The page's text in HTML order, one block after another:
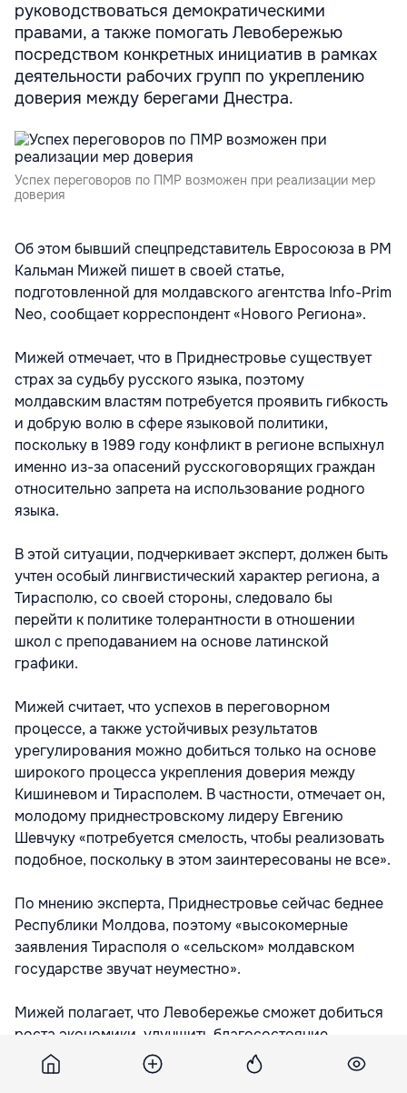
руководствоваться демократическими
правами, а также помогать Левобережью
посредством конкретных инициатив в рамках
деятельности рабочих групп по укреплению
доверия между берегами Днестра.
Успех переговоров по ПМР возможен при реализации мер
доверия
Об этом бывший спецпредставитель Евросоюза в РМ
Кальман Мижей пишет в своей статье,
подготовленной для молдавского агентства Info-Prim
Neo, сообщает корреспондент «Нового Региона».
Мижей отмечает, что в Приднестровье существует
страх за судьбу русского языка, поэтому
молдавским властям потребуется проявить гибкость
и добрую волю в сфере языковой политики,
поскольку в 1989 году конфликт в регионе вспыхнул
именно из-за опасений русскоговорящих граждан
относительно запрета на использование родного
языка.
В этой ситуации, подчеркивает эксперт, должен быть
учтен особый лингвистический характер региона, а
Тирасполю, со своей стороны, следовало бы
перейти к политике толерантности в отношении
школ с преподаванием на основе латинской
графики.
Мижей считает, что успехов в переговорном
процессе, а также устойчивых результатов
урегулирования можно добиться только на основе
широкого процесса укрепления доверия между
Кишиневом и Тирасполем. В частности, отмечает он,
молодому приднестровскому лидеру Евгению
Шевчуку «потребуется смелость, чтобы реализовать
подобное, поскольку в этом заинтересованы не все».
По мнению эксперта, Приднестровье сейчас беднее
Республики Молдова, поэтому «высокомерные
заявления Тирасполя о «сельском» молдавском
государстве звучат неуместно».
Мижей полагает, что Левобережье сможет добиться
роста экономики, улучшить благосостояние
населения только путем воссоединения с РМ,
которая находится в процессе европейской